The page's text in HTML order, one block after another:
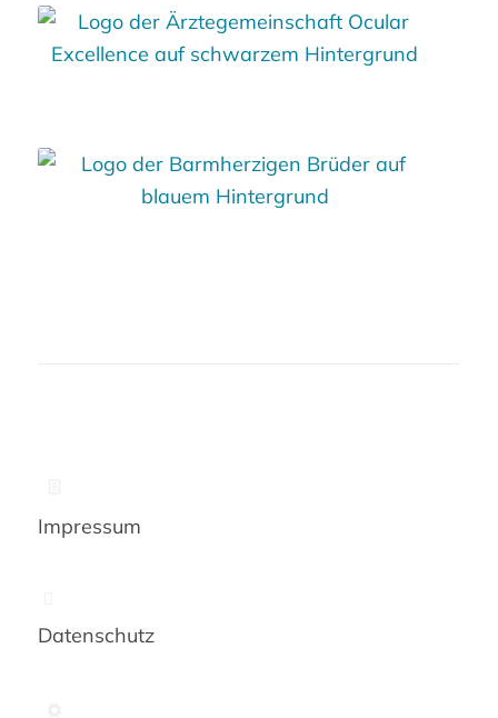
Impressum
Datenschutz